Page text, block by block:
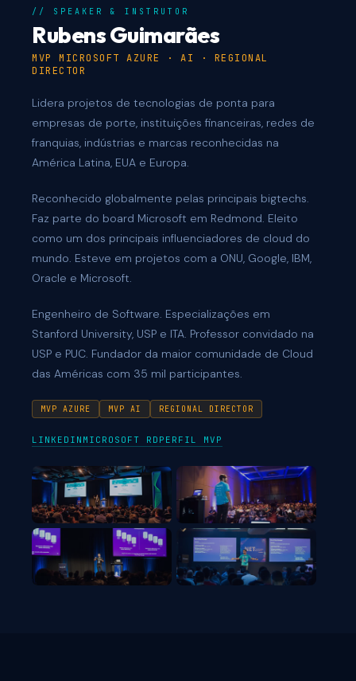
// SPEAKER & INSTRUTOR
Rubens Guimarães
MVP MICROSOFT AZURE · AI · REGIONAL
DIRECTOR
Lidera projetos de tecnologias de ponta para
empresas de porte, instituições financeiras, redes de
franquias, indústrias e marcas reconhecidas na
América Latina, EUA e Europa.
Reconhecido globalmente pelas principais bigtechs.
Faz parte do board Microsoft em Redmond. Eleito
como um dos principais influenciadores de cloud do
mundo. Esteve em projetos com a ONU, Google, IBM,
Oracle e Microsoft.
Engenheiro de Software. Especializações em
Stanford University, USP e ITA. Professor convidado na
USP e PUC. Fundador da maior comunidade de Cloud
das Américas com 35 mil participantes.
MVP AZURE MVP AI REGIONAL DIRECTOR
LINKEDIN MICROSOFT RD PERFIL MVP